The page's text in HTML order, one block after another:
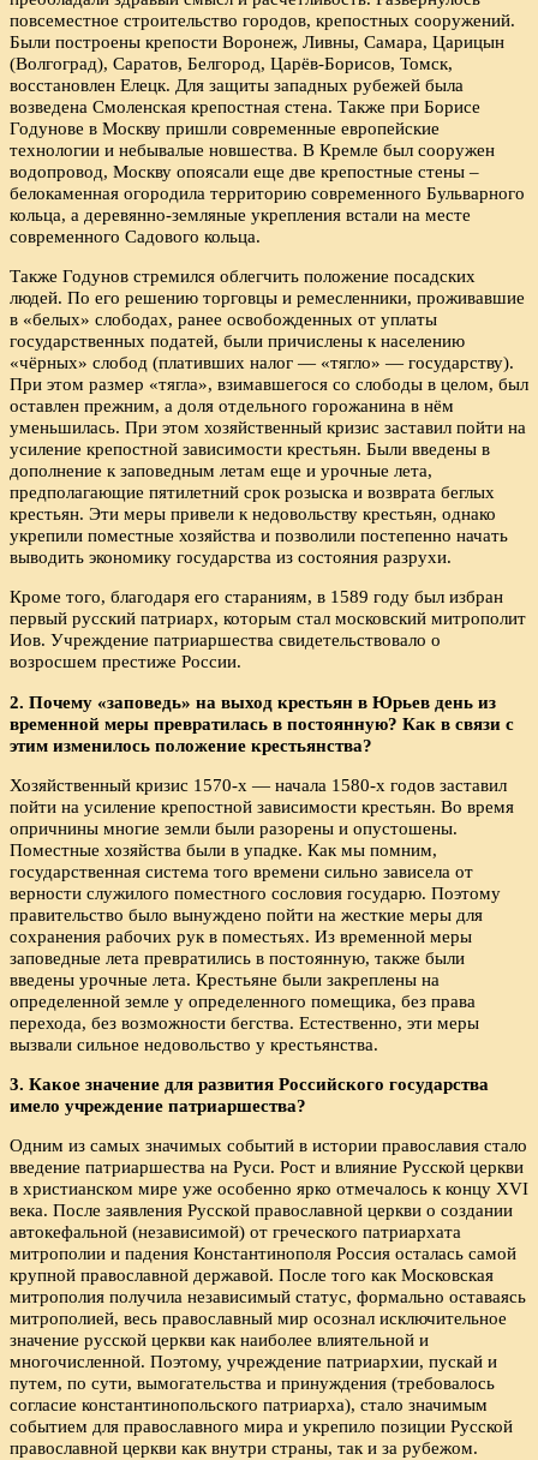
повсеместное строительство городов, крепостных сооружений.
Были построены крепости Воронеж, Ливны, Самара, Царицын
(Волгоград), Саратов, Белгород, Царёв-Борисов, Томск,
восстановлен Елецк. Для защиты западных рубежей была
возведена Смоленская крепостная стена. Также при Борисе
Годунове в Москву пришли современные европейские
технологии и небывалые новшества. В Кремле был сооружен
водопровод, Москву опоясали еще две крепостные стены –
белокаменная огородила территорию современного Бульварного
кольца, а деревянно-земляные укрепления встали на месте
современного Садового кольца.
Также Годунов стремился облегчить положение посадских
людей. По его решению торговцы и ремесленники, проживавшие
в «белых» слободах, ранее освобожденных от уплаты
государственных податей, были причислены к населению
«чёрных» слобод (плативших налог — «тягло» — государству).
При этом размер «тягла», взимавшегося со слободы в целом, был
оставлен прежним, а доля отдельного горожанина в нём
уменьшилась. При этом хозяйственный кризис заставил пойти на
усиление крепостной зависимости крестьян. Были введены в
дополнение к заповедным летам еще и урочные лета,
предполагающие пятилетний срок розыска и возврата беглых
крестьян. Эти меры привели к недовольству крестьян, однако
укрепили поместные хозяйства и позволили постепенно начать
выводить экономику государства из состояния разрухи.
Кроме того, благодаря его стараниям, в 1589 году был избран
первый русский патриарх, которым стал московский митрополит
Иов. Учреждение патриаршества свидетельствовало о
возросшем престиже России.
2. Почему «заповедь» на выход крестьян в Юрьев день из
временной меры превратилась в постоянную? Как в связи с
этим изменилось положение крестьянства?
Хозяйственный кризис 1570-х — начала 1580-х годов заставил
пойти на усиление крепостной зависимости крестьян. Во время
опричнины многие земли были разорены и опустошены.
Поместные хозяйства были в упадке. Как мы помним,
государственная система того времени сильно зависела от
верности служилого поместного сословия государю. Поэтому
правительство было вынуждено пойти на жесткие меры для
сохранения рабочих рук в поместьях. Из временной меры
заповедные лета превратились в постоянную, также были
введены урочные лета. Крестьяне были закреплены на
определенной земле у определенного помещика, без права
перехода, без возможности бегства. Естественно, эти меры
вызвали сильное недовольство у крестьянства.
3. Какое значение для развития Российского государства
имело учреждение патриаршества?
Одним из самых значимых событий в истории православия стало
введение патриаршества на Руси. Рост и влияние Русской церкви
в христианском мире уже особенно ярко отмечалось к концу XVI
века. После заявления Русской православной церкви о создании
автокефальной (независимой) от греческого патриархата
митрополии и падения Константинополя Россия осталась самой
крупной православной державой. После того как Московская
митрополия получила независимый статус, формально оставаясь
митрополией, весь православный мир осознал исключительное
значение русской церкви как наиболее влиятельной и
многочисленной. Поэтому, учреждение патриархии, пускай и
путем, по сути, вымогательства и принуждения (требовалось
согласие константинопольского патриарха), стало значимым
событием для православного мира и укрепило позиции Русской
православной церкви как внутри страны, так и за рубежом.